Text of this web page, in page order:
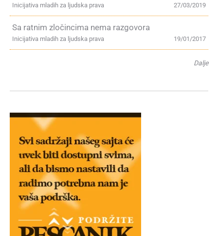
27/03/2019
Inicijativa mladih za ljudska prava
Sa ratnim zločincima nema razgovora
19/01/2017
Inicijativa mladih za ljudska prava
Dalje